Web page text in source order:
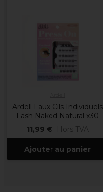
Ardell Faux-Cils Individuels
Lash Naked Natural x30
11,99 €
Hors TVA
Ajouter au panier